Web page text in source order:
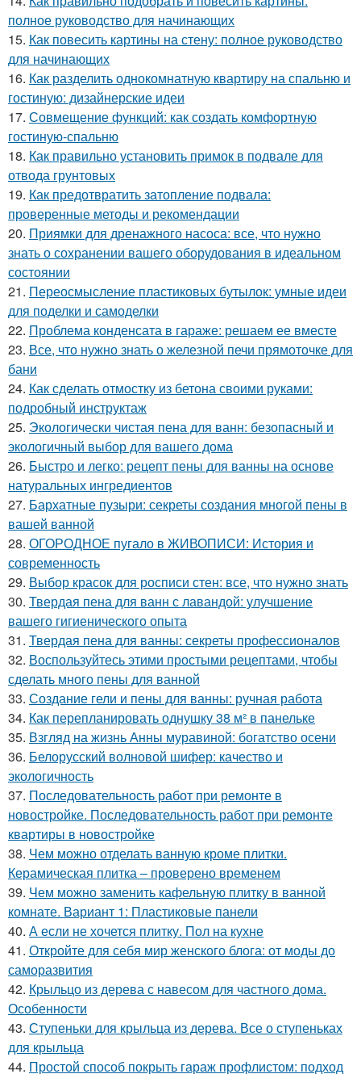
полное руководство для начинающих
15. Как повесить картины на стену: полное руководство
для начинающих
16. Как разделить однокомнатную квартиру на спальню и
гостиную: дизайнерские идеи
17. Совмещение функций: как создать комфортную
гостиную-спальню
18. Как правильно установить примок в подвале для
отвода грунтовых
19. Как предотвратить затопление подвала:
проверенные методы и рекомендации
20. Приямки для дренажного насоса: все, что нужно
знать о сохранении вашего оборудования в идеальном
состоянии
21. Переосмысление пластиковых бутылок: умные идеи
для поделки и самоделки
22. Проблема конденсата в гараже: решаем ее вместе
23. Все, что нужно знать о железной печи прямоточке для
бани
24. Как сделать отмостку из бетона своими руками:
подробный инструктаж
25. Экологически чистая пена для ванн: безопасный и
экологичный выбор для вашего дома
26. Быстро и легко: рецепт пены для ванны на основе
натуральных ингредиентов
27. Бархатные пузыри: секреты создания многой пены в
вашей ванной
28. ОГОРОДНОЕ пугало в ЖИВОПИСИ: История и
современность
29. Выбор красок для росписи стен: все, что нужно знать
30. Твердая пена для ванн с лавандой: улучшение
вашего гигиенического опыта
31. Твердая пена для ванны: секреты профессионалов
32. Воспользуйтесь этими простыми рецептами, чтобы
сделать много пены для ванной
33. Создание гели и пены для ванны: ручная работа
34. Как перепланировать однушку 38 м² в панельке
35. Взгляд на жизнь Анны муравиной: богатство осени
36. Белорусский волновой шифер: качество и
экологичность
37. Последовательность работ при ремонте в
новостройке. Последовательность работ при ремонте
квартиры в новостройке
38. Чем можно отделать ванную кроме плитки.
Керамическая плитка – проверено временем
39. Чем можно заменить кафельную плитку в ванной
комнате. Вариант 1: Пластиковые панели
40. А если не хочется плитку. Пол на кухне
41. Откройте для себя мир женского блога: от моды до
саморазвития
42. Крыльцо из дерева с навесом для частного дома.
Особенности
43. Ступеньки для крыльца из дерева. Все о ступеньках
для крыльца
44. Простой способ покрыть гараж профлистом: подход